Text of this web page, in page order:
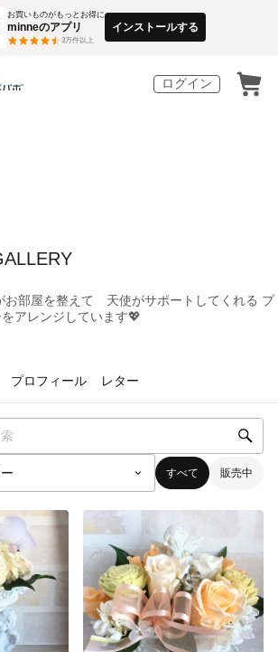
お買いものがもっとお得に
minneのアプリ
3万件以上
インストールする
ログイン
お部屋を整えて 天使がサポートしてくれる プ
アレンジしています💖
プロフィール レター
すべて 販売中